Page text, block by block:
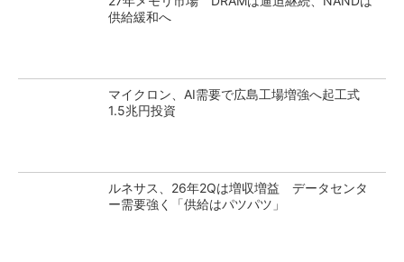
供給緩和へ
マイクロン、AI需要で広島工場増強へ起工式
1.5兆円投資
ルネサス、26年2Qは増収増益 データセンタ
ー需要強く「供給はパツパツ」